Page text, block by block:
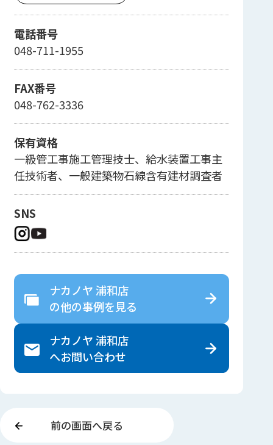
電話番号
048-711-1955
FAX番号
048-762-3336
保有資格
一級管工事施工管理技士、給水装置工事主
任技術者、一般建築物石線含有建材調査者
SNS
ナカノヤ 浦和店
の他の事例を見る
ナカノヤ 浦和店
へお問い合わせ
前の画面へ戻る